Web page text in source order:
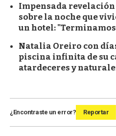
Impensada
sobre la noche que
un hotel:
Natalia Oreiro con
piscina infinita de su
atardeceres y
¿Encontraste un error? Reportar